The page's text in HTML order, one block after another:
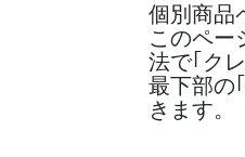
個別商品
このペー
法で｢ク
最下部の
きます。